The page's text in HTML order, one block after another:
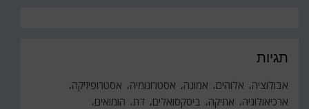
תגיות
אבולוציה אלוהים אמונה אסטרונומיה
אסטרופיזיקה
ארכיאולוגיה
אתיקה ביסקסואלים דת
הומואים